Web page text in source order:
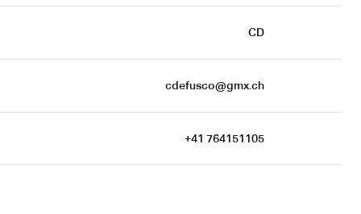
CD
cdefusco@gmx.ch
+41 764151105